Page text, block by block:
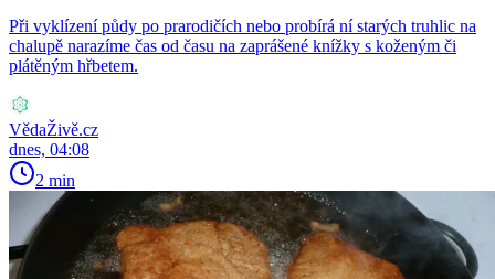
Při vyklízení půdy po prarodičích nebo probírá ní starých truhlic na
chalupě narazíme čas od času na zaprášené knížky s koženým či
plátěným hřbetem.
VědaŽivě.cz
dnes, 04:08
2 min